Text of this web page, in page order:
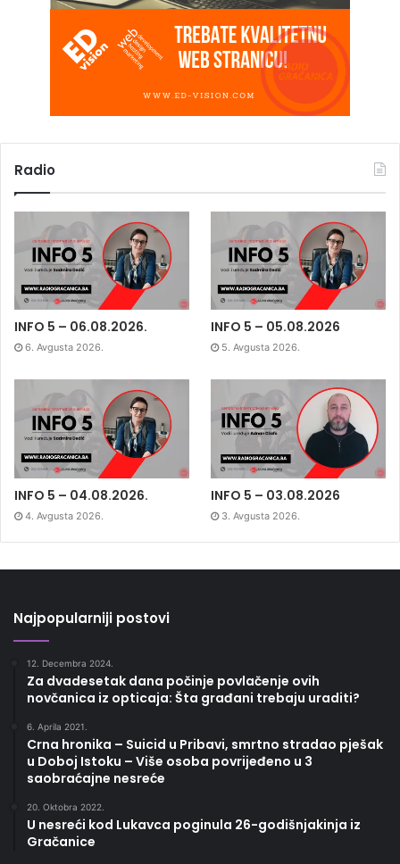
Radio
INFO 5 – 06.08.2026.
6. Avgusta 2026.
INFO 5 – 05.08.2026
5. Avgusta 2026.
INFO 5 – 04.08.2026.
4. Avgusta 2026.
INFO 5 – 03.08.2026
3. Avgusta 2026.
Najpopularniji postovi
12. Decembra 2024.
Za dvadesetak dana počinje povlačenje ovih
novčanica iz opticaja: Šta građani trebaju uraditi?
6. Aprila 2021.
Crna hronika – Suicid u Pribavi, smrtno stradao pješak
u Doboj Istoku – Više osoba povrijeđeno u 3
saobraćajne nesreće
20. Oktobra 2022.
U nesreći kod Lukavca poginula 26-godišnjakinja iz
Gračanice